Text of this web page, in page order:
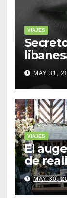
VIAJES
MAY 31,
VIAJES
El
de
MAY 30,